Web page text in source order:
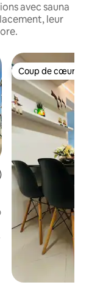
avec sauna
leur
moyenne sur la
Coup de cœur
Coup de cœur